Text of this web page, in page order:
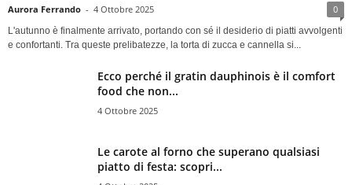
Aurora Ferrando - 4 Ottobre 2025 0
L'autunno è finalmente arrivato, portando con sé il desiderio di piatti avvolgenti
e confortanti. Tra queste prelibatezze, la torta di zucca e cannella si...
Ecco perché il gratin dauphinois è il comfort
food che non...
4 Ottobre 2025
Le carote al forno che superano qualsiasi
piatto di festa: scopri...